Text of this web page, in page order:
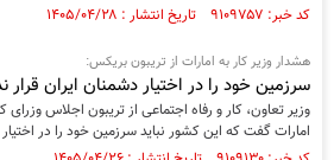
کد خبر: ۹۱۰۹۷۵۷ تاریخ انتشار : ۱۴۰۵/۰۴/۲۸
هشدار وزیر کار به امارات از تریبون بریکس:
سرزمین خود را در اختیار دشمنان ایران قرار
وزیر تعاون، کار و رفاه اجتماعی از تریبون اجلاس
امارات گفت که این کشور نباید سرزمین خود را در